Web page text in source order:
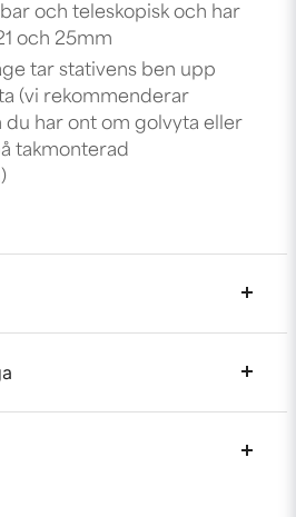
och teleskopisk och har
och 25mm
tar stativens ben upp
(vi rekommenderar
du har ont om golvyta eller
takmonterad
)
Kan jag ställa in
som man klickar ihop och
denna produkten...